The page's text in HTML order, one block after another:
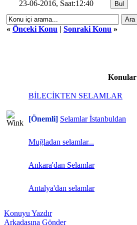
23-06-2016, Saat:12:40
« Önceki Konu | Sonraki Konu »
Konular
BİLECİKTEN SELAMLAR
[Önemli] Selamlar İstanbuldan
Muğladan selamlar...
Ankara'dan Selamlar
Antalya'dan selamlar
Konuyu Yazdır
Arkadaşına Gönder